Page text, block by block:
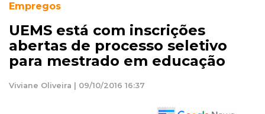
Empregos
UEMS está com inscrições
abertas de processo seletivo
para mestrado em educação
Viviane Oliveira | 09/10/2016 16:37